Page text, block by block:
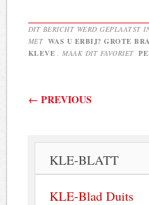
DIT BERICHT WERD GEPLAATST
MET WAS U ERBIJ? GROTE
KLEVE
. MAAK DIT FAVORIET
← PREVIOUS
KLE-BLATT
KLE-Blad Duits